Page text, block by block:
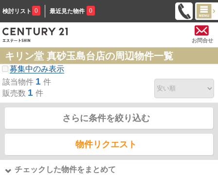
検討リスト 0 最近見た物件 0
お問合せ
キリン堂 真砂玉島台店の周辺物件一覧
募集中のみ表示
該当物件 1 件
販売数 1 件
さらに条件を絞り込む
物件リクエスト
チェックした物件をまとめて